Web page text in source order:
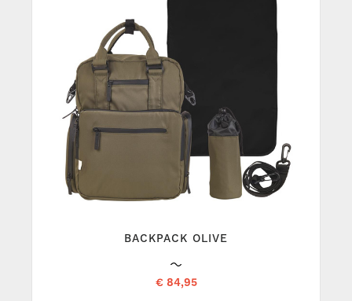
BACKPACK OLIVE
€ 84,95